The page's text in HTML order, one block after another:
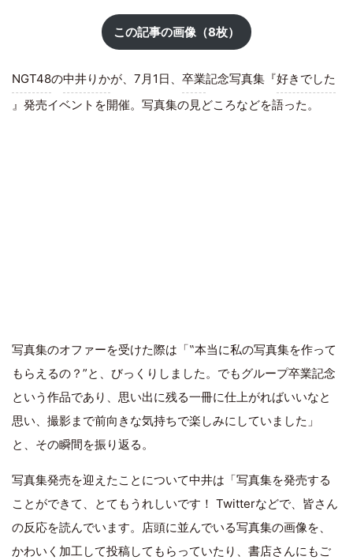
この記事の画像（8枚）
NGT48の中井りかが、7月1日、 卒業記念写真集『好きでした
』発売イベントを開催。写真集の見どころなどを語った。
写真集のオファーを受けた際は「‟本当に私の写真集を作って
もらえるの？”と、びっくりしました。でもグループ卒業記念
という作品であり、思い出に残る一冊に仕上がればいいなと
思い、撮影まで前向きな気持ちで楽しみにしていました」
と、その瞬間を振り返る。
写真集発売を迎えたことについて中井は「写真集を発売する
ことができて、とてもうれしいです！ Twitterなどで、皆さん
の反応を読んでいます。店頭に並んでいる写真集の画像を、
かわいく加工して投稿してもらっていたり、書店さんにもご